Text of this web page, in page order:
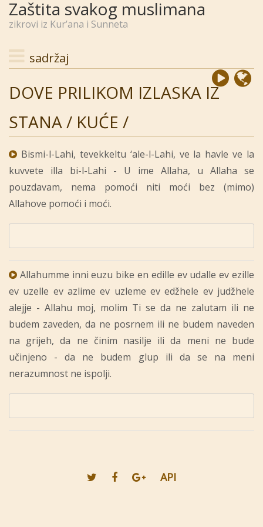
Zaštita svakog muslimana
zikrovi iz Kur’ana i Sunneta
sadržaj
DOVE PRILIKOM IZLASKA IZ
STANA / KUĆE /
Bismi-l-Lahi, tevekkeltu ‘ale-l-Lahi, ve la havle ve la
kuvvete illa bi-l-Lahi - U ime Allaha, u Allaha se
pouzdavam, nema pomoći niti moći bez (mimo)
Allahove pomoći i moći.
Allahumme inni euzu bike en edille ev udalle ev ezille
ev uzelle ev azlime ev uzleme ev edžhele ev judžhele
alejje - Allahu moj, molim Ti se da ne zalutam ili ne
budem zaveden, da ne posrnem ili ne budem naveden
na grijeh, da ne činim nasilje ili da meni ne bude
učinjeno - da ne budem glup ili da se na meni
nerazumnost ne ispolji.
API